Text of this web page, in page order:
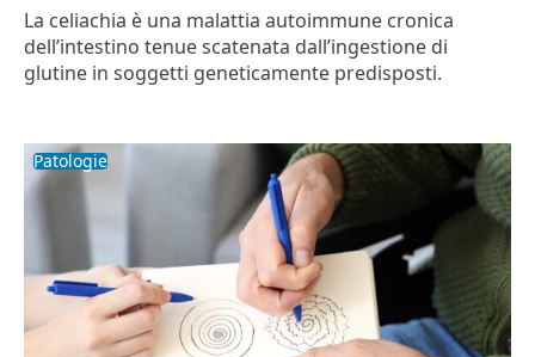
La celiachia è una malattia autoimmune cronica
dell’intestino tenue scatenata dall’ingestione di
glutine in soggetti geneticamente predisposti.
Patologie